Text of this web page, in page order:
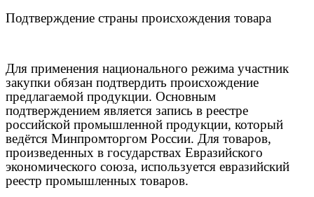
Подтверждение страны происхождения товара
Для применения национального режима участник
закупки обязан подтвердить происхождение
предлагаемой продукции. Основным
подтверждением является запись в реестре
российской промышленной продукции, который
ведётся Минпромторгом России. Для товаров,
произведенных в государствах Евразийского
экономического союза, используется евразийский
реестр промышленных товаров.